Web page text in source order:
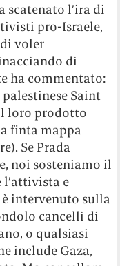
scatenato l’ira di
pro-Israele,
voler
di
ha commentato:
Saint
loro prodotto
finta mappa
Se Prada
noi sosteniamo il
l’attivista e
intervenuto sulla
cancelli di
o qualsiasi
include Gaza,